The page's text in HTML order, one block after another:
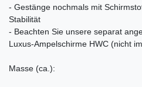
- Gestänge nochmals mit
Stabilität
- Beachten Sie unsere separat
Luxus-Ampelschirme HWC (nicht
Masse (ca.):